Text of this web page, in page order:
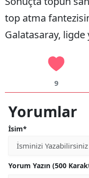
top atma
Galatasaray, ligde
9
Yorumlar
İsim*
Yorum Yazın (500